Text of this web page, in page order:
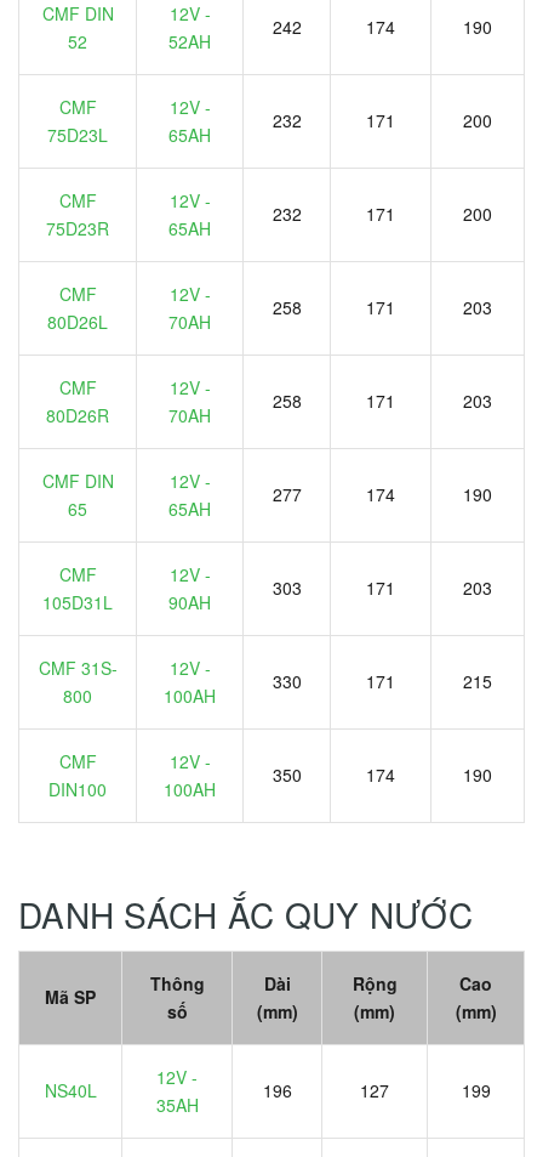
CMF DIN
52
12V -
52AH
242 174 190
CMF
75D23L
12V -
65AH
232 171 200
CMF
75D23R
12V -
65AH
232 171 200
CMF
80D26L
12V -
70AH
258 171 203
CMF
80D26R
12V -
70AH
258 171 203
CMF DIN
65
12V -
65AH
277 174 190
CMF
105D31L
12V -
90AH
303 171 203
CMF 31S-
800
12V -
100AH
330 171 215
CMF
DIN100
12V -
100AH
350 174 190
DANH SÁCH ẮC QUY NƯỚC
Mã SP
Thông
số
Dài
(mm)
Rộng
(mm)
Cao
(mm)
NS40L
12V -
35AH
196 127 199